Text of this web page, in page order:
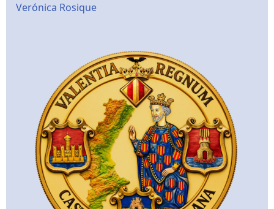
Verónica Rosique